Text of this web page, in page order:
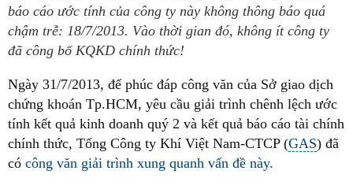
báo cáo ước tính của công ty này không thông báo quá
chậm trễ: 18/7/2013. Vào thời gian đó, không ít công ty
đã công bố KQKD chính thức!
Ngày 31/7/2013, để phúc đáp công văn của Sở giao dịch
chứng khoán Tp.HCM, yêu cầu giải trình chênh lệch ước
tính kết quả kinh doanh quý 2 và kết quả báo cáo tài chính
chính thức, Tổng Công ty Khí Việt Nam-CTCP (GAS) đã
có công văn giải trình xung quanh vấn đề này.